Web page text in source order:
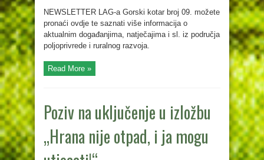
NEWSLETTER LAG-a Gorski kotar broj 09. možete
pronaći ovdje te saznati više informacija o
aktualnim događanjima, natječajima i sl. iz područja
poljoprivrede i ruralnog razvoja.
Read More »
Poziv na uključenje u izložbu
„Hrana nije otpad, i ja mogu